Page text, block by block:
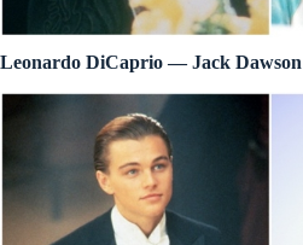
Leonardo DiCaprio — Jack Dawson